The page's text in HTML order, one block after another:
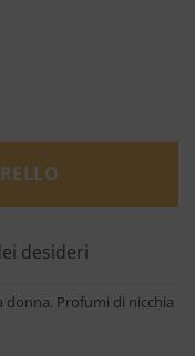
- Tom Ford
desideri
donna, Profumi di nicchia